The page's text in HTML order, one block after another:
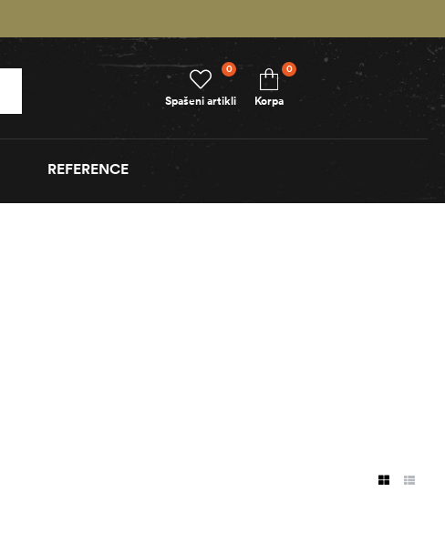
Spašeni artikli
0
Korpa
0
REFERENCE